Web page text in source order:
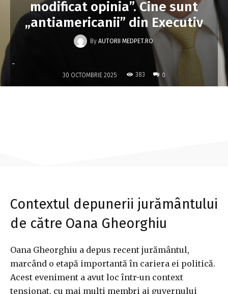
modificat opinia”. Cine sunt
„antiamericanii” din Executiv
By AUTORII MEDPET.RO
-
30 OCTOMBRIE 2025 383 0
Contextul depunerii jurământului
de către Oana Gheorghiu
Oana Gheorghiu a depus recent jurământul,
marcând o etapă importantă în cariera ei politică.
Acest eveniment a avut loc într-un context
tensionat, cu mai mulți membri ai guvernului